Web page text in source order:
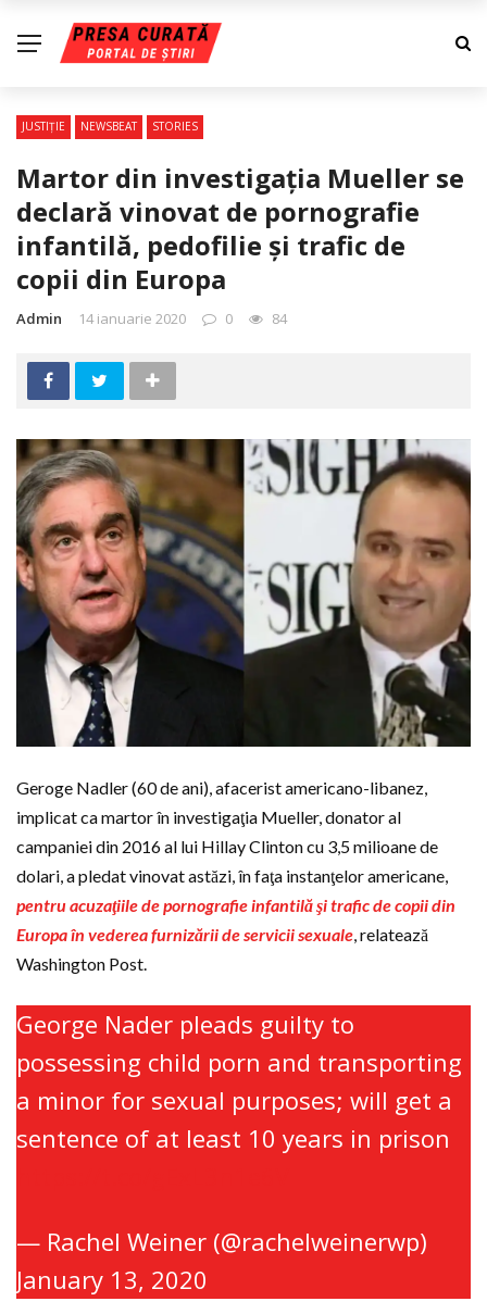
JUSTIŢIE NEWSBEAT STORIES
Martor din investigaţia Mueller se
declară vinovat de pornografie
infantilă, pedofilie şi trafic de
copii din Europa
Admin 14 ianuarie 2020 0 84
Geroge Nadler (60 de ani), afacerist americano-libanez,
implicat ca martor în investigaţia Mueller, donator al
campaniei din 2016 al lui Hillay Clinton cu 3,5 milioane de
dolari, a pledat vinovat astăzi, în faţa instanţelor americane,
pentru acuzaţiile de pornografie infantilă şi trafic de copii din
Europa în vederea furnizării de servicii sexuale, relatează
Washington Post.
George Nader pleads guilty to
possessing child porn and transporting
a minor for sexual purposes; will get a
sentence of at least 10 years in prison
— Rachel Weiner (@rachelweinerwp)
January 13, 2020